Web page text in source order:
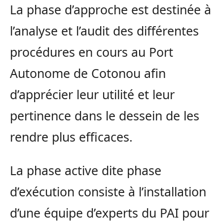
La phase d’approche est destinée à
l’analyse et l’audit des différentes
procédures en cours au Port
Autonome de Cotonou afin
d’apprécier leur utilité et leur
pertinence dans le dessein de les
rendre plus efficaces.
La phase active dite phase
d’exécution consiste à l’installation
d’une équipe d’experts du PAI pour